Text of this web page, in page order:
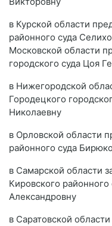
в Курской области
районного суда
Московской области
городского суда Цоя
в Нижегородской
Городецкого
Николаевну
в Орловской области
районного суда
в Самарской области
Кировского
Александровну
в Саратовской